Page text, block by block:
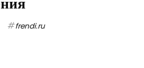
frendi.ru